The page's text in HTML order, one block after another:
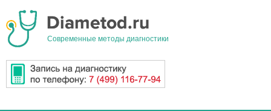
Cовременные методы диагностики